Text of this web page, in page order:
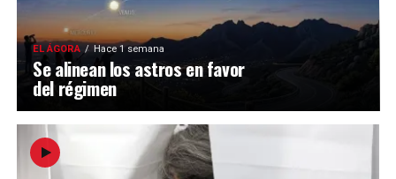
EL ÁGORA Hace 1 semana
Se alinean los astros en favor
del régimen